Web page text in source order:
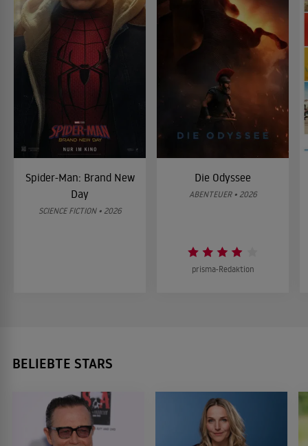
Spider-Man: Brand New
Day
SCIENCE FICTION • 2026
Die Odyssee
ABENTEUER • 2026
prisma-Redaktion
BELIEBTE STARS